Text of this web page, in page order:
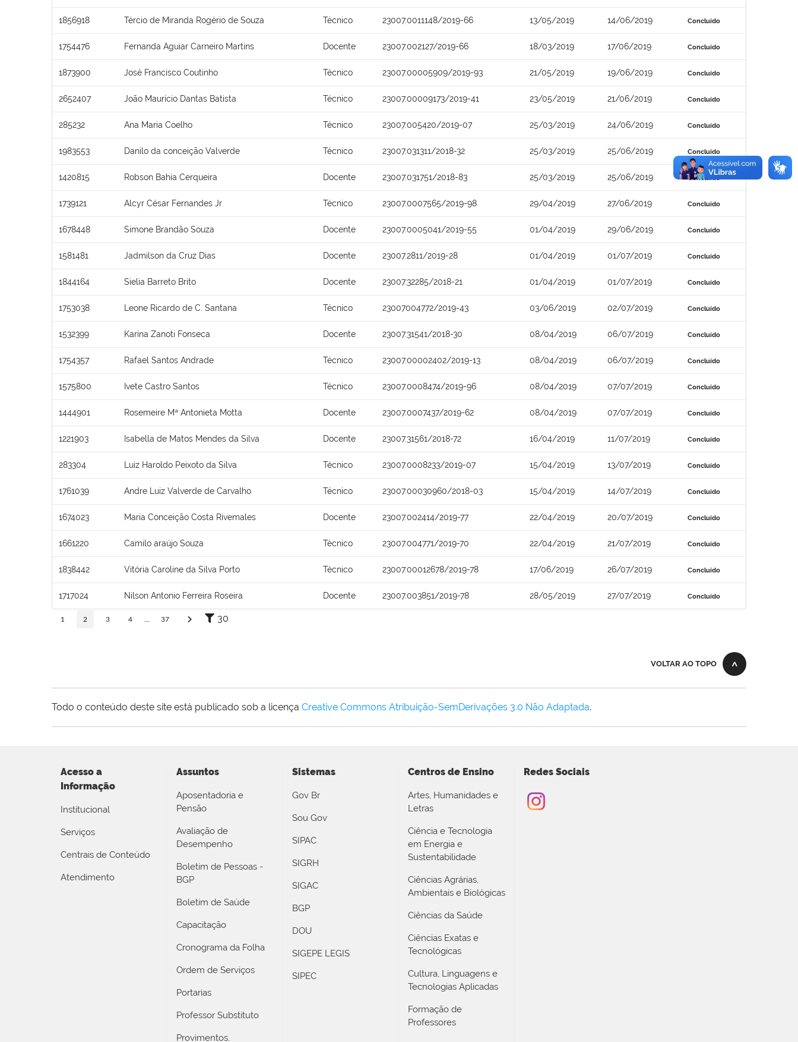
1856918 Tércio de Miranda Rogério de Souza Técnico 23007.0011148/2019-66 13/05/2019 14/06/2019 Concluído
1754476 Fernanda Aguiar Carneiro Martins Docente 23007.002127/2019-66 18/03/2019 17/06/2019 Concluído
1873900 José Francisco Coutinho Técnico 23007.00005909/2019-93 21/05/2019 19/06/2019 Concluído
2652407 João Maurício Dantas Batista Técnico 23007.00009173/2019-41 23/05/2019 21/06/2019 Concluído
285232 Ana Maria Coelho Técnico 23007.005420/2019-07 25/03/2019 24/06/2019 Concluído
1983553 Danilo da conceição Valverde Técnico 23007.031311/2018-32 25/03/2019 25/06/2019 Concluído
1420815 Robson Bahia Cerqueira Docente 23007.031751/2018-83 25/03/2019 25/06/2019 Concluído
1739121 Alcyr César Fernandes Jr Técnico 23007.0007565/2019-98 29/04/2019 27/06/2019 Concluído
1678448 Simone Brandão Souza Docente 23007.0005041/2019-55 01/04/2019 29/06/2019 Concluído
1581481 Jadmilson da Cruz Dias Docente 23007.2811/2019-28 01/04/2019 01/07/2019 Concluído
1844164 Sielia Barreto Brito Docente 23007.32285/2018-21 01/04/2019 01/07/2019 Concluído
1753038 Leone Ricardo de C. Santana Técnico 23007004772/2019-43 03/06/2019 02/07/2019 Concluído
1532399 Karina Zanoti Fonseca Docente 23007.31541/2018-30 08/04/2019 06/07/2019 Concluído
1754357 Rafael Santos Andrade Técnico 23007.00002402/2019-13 08/04/2019 06/07/2019 Concluído
1575800 Ivete Castro Santos Técnico 23007.0008474/2019-96 08/04/2019 07/07/2019 Concluído
1444901 Rosemeire Mª Antonieta Motta Docente 23007.0007437/2019-62 08/04/2019 07/07/2019 Concluído
1221903 Isabella de Matos Mendes da Silva Docente 23007.31561/2018-72 16/04/2019 11/07/2019 Concluído
283304 Luiz Haroldo Peixoto da Silva Técnico 23007.0008233/2019-07 15/04/2019 13/07/2019 Concluído
1761039 Andre Luiz Valverde de Carvalho Técnico 23007.00030960/2018-03 15/04/2019 14/07/2019 Concluído
1674023 Maria Conceição Costa Rivemales Docente 23007.002414/2019-77 22/04/2019 20/07/2019 Concluído
1661220 Camilo araújo Souza Técnico 23007.004771/2019-70 22/04/2019 21/07/2019 Concluído
1838442 Vitória Caroline da Silva Porto Técnico 23007.00012678/2019-78 17/06/2019 26/07/2019 Concluído
1717024 Nilson Antonio Ferreira Roseira Docente 23007.003851/2019-78 28/05/2019 27/07/2019 Concluído
1 2 3 4 37 30
VOLTAR AO TOPO
Todo o conteúdo deste site está publicado sob a licença Creative Commons Atribuição-SemDerivações 3.0 Não Adaptada.
Acesso a
Informação
Institucional
Serviços
Centrais de Conteúdo
Atendimento
Assuntos
Aposentadoria e
Pensão
Avaliação de
Desempenho
Boletim de Pessoas -
BGP
Boletim de Saúde
Capacitação
Cronograma da Folha
Ordem de Serviços
Portarias
Professor Substituto
Provimentos,
Sistemas
Gov Br
Sou Gov
SIPAC
SIGRH
SIGAC
BGP
DOU
SIGEPE LEGIS
SIPEC
Centros de Ensino
Artes, Humanidades e
Letras
Ciência e Tecnologia
em Energia e
Sustentabilidade
Ciências Agrárias,
Ambientais e Biológicas
Ciências da Saúde
Ciências Exatas e
Tecnológicas
Cultura, Linguagens e
Tecnologias Aplicadas
Formação de
Professores
Redes Sociais